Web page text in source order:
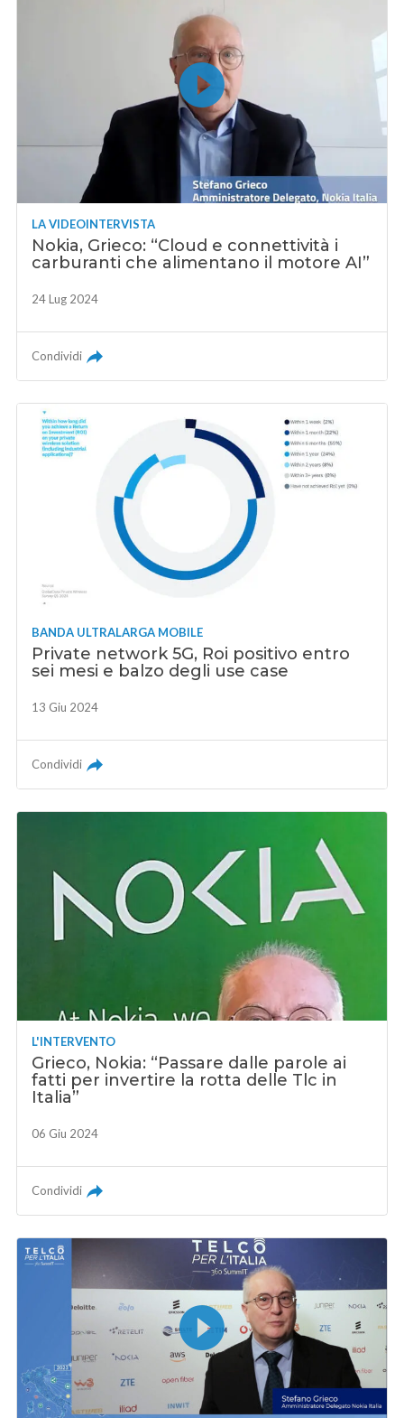
LA VIDEOINTERVISTA
Nokia, Grieco: “Cloud e connettività i
carburanti che alimentano il motore AI”
24 Lug 2024
Condividi
BANDA ULTRALARGA MOBILE
Private network 5G, Roi positivo entro
sei mesi e balzo degli use case
13 Giu 2024
Condividi
L'INTERVENTO
Grieco, Nokia: “Passare dalle parole ai
fatti per invertire la rotta delle Tlc in
Italia”
06 Giu 2024
Condividi